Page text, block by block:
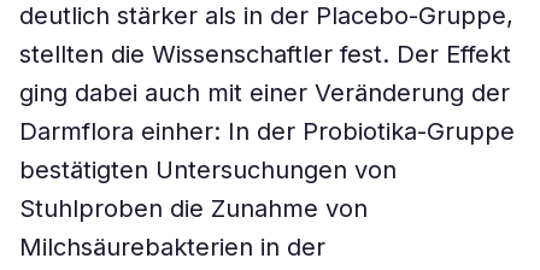
deutlich stärker als in der Placebo-Gruppe,
stellten die Wissenschaftler fest. Der Effekt
ging dabei auch mit einer Veränderung der
Darmflora einher: In der Probiotika-Gruppe
bestätigten Untersuchungen von
Stuhlproben die Zunahme von
Milchsäurebakterien in der